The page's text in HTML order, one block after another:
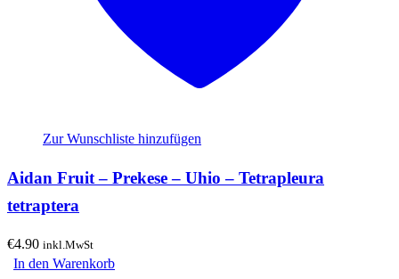
Zur Wunschliste hinzufügen
Aidan Fruit – Prekese – Uhio – Tetrapleura
tetraptera
€4.90 inkl.MwSt
In den Warenkorb